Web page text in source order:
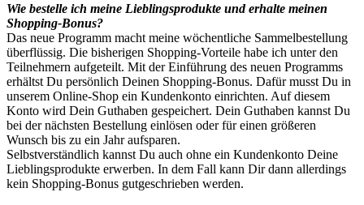
Wie bestelle ich meine Lieblingsprodukte und erhalte meinen
Shopping-Bonus?
Das neue Programm macht meine wöchentliche Sammelbestellung
überflüssig. Die bisherigen Shopping-Vorteile habe ich unter den
Teilnehmern aufgeteilt. Mit der Einführung des neuen Programms
erhältst Du persönlich Deinen Shopping-Bonus. Dafür musst Du in
unserem Online-Shop ein Kundenkonto einrichten. Auf diesem
Konto wird Dein Guthaben gespeichert. Dein Guthaben kannst Du
bei der nächsten Bestellung einlösen oder für einen größeren
Wunsch bis zu ein Jahr aufsparen.
Selbstverständlich kannst Du auch ohne ein Kundenkonto Deine
Lieblingsprodukte erwerben. In dem Fall kann Dir dann allerdings
kein Shopping-Bonus gutgeschrieben werden.